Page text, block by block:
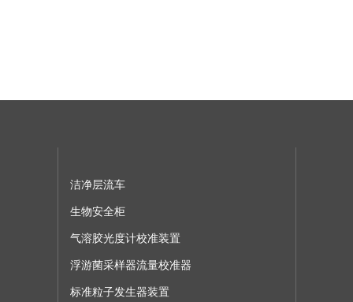
洁净层流车
生物安全柜
气溶胶光度计校准装置
浮游菌采样器流量校准器
标准粒子发生器装置